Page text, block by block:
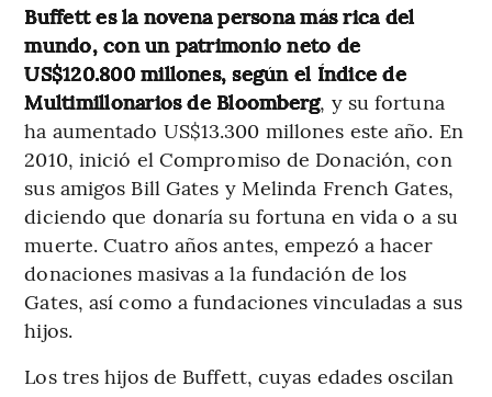
Buffett es la novena persona más rica del
mundo, con un patrimonio neto de
US$120.800 millones, según el Índice de
Multimillonarios de Bloomberg, y su fortuna
ha aumentado US$13.300 millones este año. En
2010, inició el Compromiso de Donación, con
sus amigos Bill Gates y Melinda French Gates,
diciendo que donaría su fortuna en vida o a su
muerte. Cuatro años antes, empezó a hacer
donaciones masivas a la fundación de los
Gates, así como a fundaciones vinculadas a sus
hijos.
Los tres hijos de Buffett, cuyas edades oscilan